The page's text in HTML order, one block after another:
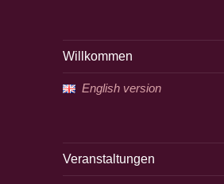
Willkommen
English version
Veranstaltungen